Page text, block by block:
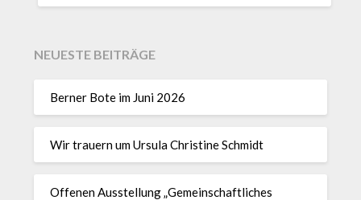
NEUESTE BEITRÄGE
Berner Bote im Juni 2026
Wir trauern um Ursula Christine Schmidt
Offenen Ausstellung „Gemeinschaftliches